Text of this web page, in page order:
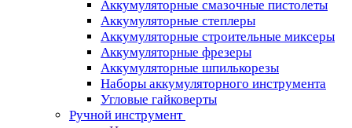
Аккумуляторные смазочные пистолеты
Аккумуляторные степлеры
Аккумуляторные строительные миксеры
Аккумуляторные фрезеры
Аккумуляторные шпилькорезы
Наборы аккумуляторного инструмента
Угловые гайковерты
Ручной инструмент